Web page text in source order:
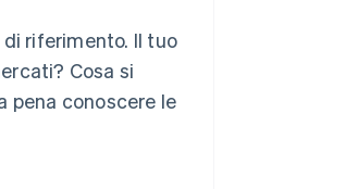
riferimento. Il tuo
Cosa si
pena conoscere le